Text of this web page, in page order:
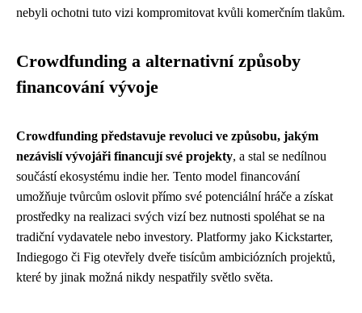
nebyli ochotni tuto vizi kompromitovat kvůli komerčním tlakům.
Crowdfunding a alternativní způsoby
financování vývoje
Crowdfunding představuje revoluci ve způsobu, jakým
nezávislí vývojáři financují své projekty, a stal se nedílnou
součástí ekosystému indie her. Tento model financování
umožňuje tvůrcům oslovit přímo své potenciální hráče a získat
prostředky na realizaci svých vizí bez nutnosti spoléhat se na
tradiční vydavatele nebo investory. Platformy jako Kickstarter,
Indiegogo či Fig otevřely dveře tisícům ambiciózních projektů,
které by jinak možná nikdy nespatřily světlo světa.